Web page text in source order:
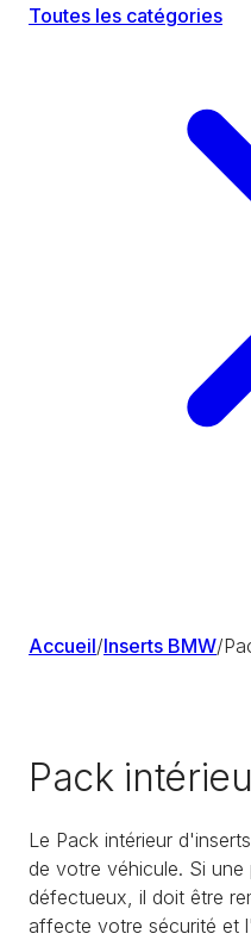
Toutes les catégories
Accueil/Inserts BMW/
Pack
Le Pack intérieur
de votre véhicule. Si
défectueux, il doit être
affecte votre sécurité et